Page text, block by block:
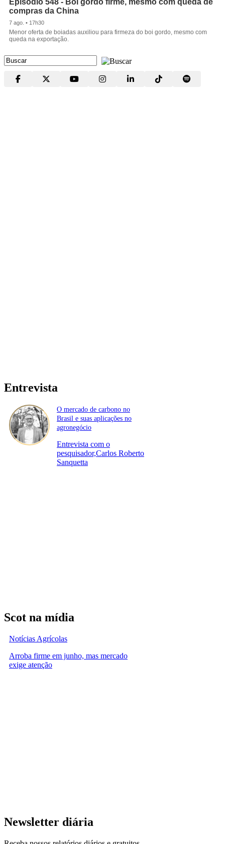
compras da China
7 ago. • 17h30
Menor oferta de boiadas auxiliou para firmeza do boi gordo, mesmo com
queda na exportação.
Entrevista
O mercado de carbono no
Brasil e suas aplicações no
agronegócio
Entrevista com o
pesquisador,Carlos Roberto
Sanquetta
Scot na mídia
Notícias Agrícolas
Arroba firme em junho, mas mercado
exige atenção
Newsletter diária